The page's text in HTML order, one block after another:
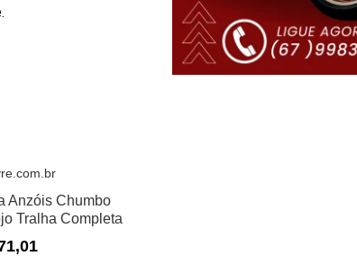
Anzóis Chumbo
Tralha Completa